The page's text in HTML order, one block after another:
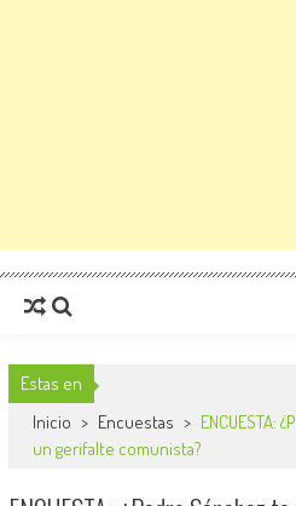
Estas en
Inicio > Encuestas > ENCUESTA:
un gerifalte comunista?